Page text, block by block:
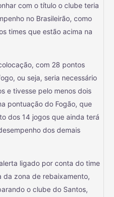
com o título o clube teria
no Brasileirão, como
times que estão acima na
com 28 pontos
ou seja, seria necessário
e tivesse pelo menos dois
pontuação do Fogão, que
dos 14 jogos que ainda terá
dos demais
ligado por conta do time
da zona de rebaixamento,
o clube do Santos,